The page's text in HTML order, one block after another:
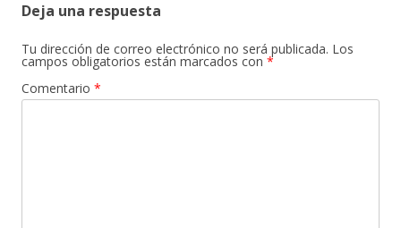
Deja una respuesta
Tu dirección de correo electrónico no será publicada. Los
campos obligatorios están marcados con *
Comentario *